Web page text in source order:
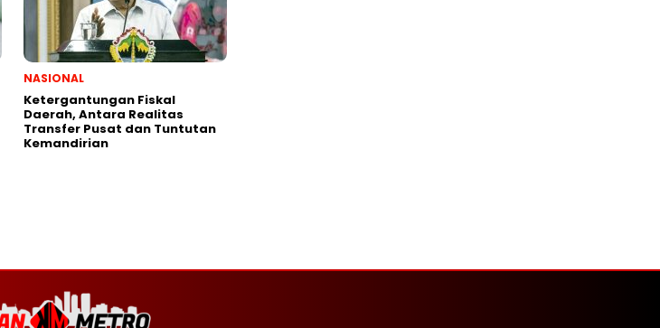
NASIONAL
Ketergantungan Fiskal
Daerah, Antara Realitas
Transfer Pusat dan Tuntutan
Kemandirian